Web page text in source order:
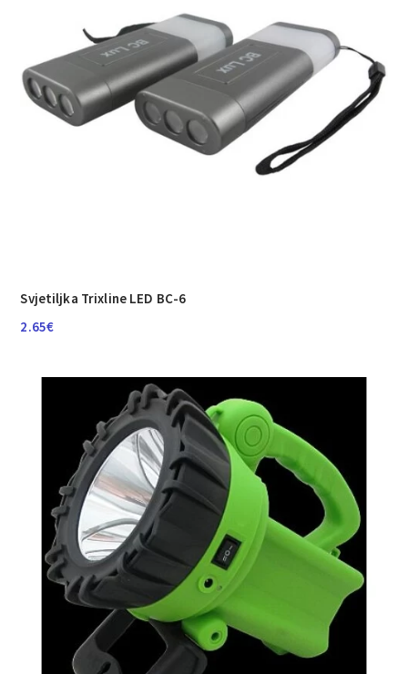
Svjetiljka Trixline LED BC-6
2.65€